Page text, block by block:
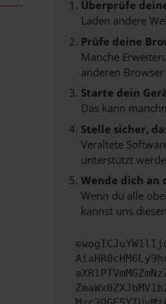
Überprüfe
Laden andere
Prüfe deine
Manche
anderen
Starte dein
Das kann
Stelle sicher,
Veraltete
unterstützt
Wende dich an
Wenn du alle
kannst uns